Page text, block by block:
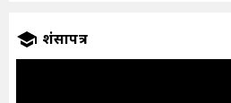
प्रशंसापत्र